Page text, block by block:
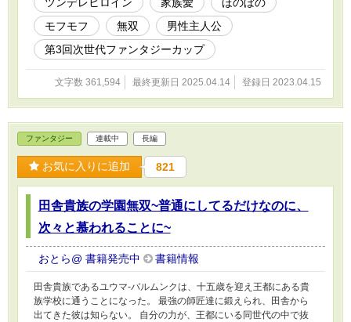
モフモフ
無双
男性主人公
第3回次世代ファンタジーカップ
文字数 361,594 最終更新日 2025.04.14 登録日 2023.04.15
ファンタジー 連載中 長編
お気に入りに追加 821
田舎貴族の学園無双~普通にしてるだけなのに、
次々と慕われることに~
おとら@ 書籍発売中 書籍情報
田舎貴族であるユウマ-バルムンクは、十五歳を迎え王都にある貴
族学校に通うことになった。 最強の師匠達に鍛えられ、田舎から
出てきた彼は知らない。 自分の力が、王都にいる同世代の中で抜